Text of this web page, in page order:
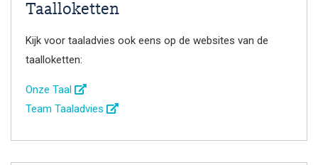
Taalloketten
Kijk voor taaladvies ook eens op de websites van de
taalloketten:
Onze Taal
Team Taaladvies